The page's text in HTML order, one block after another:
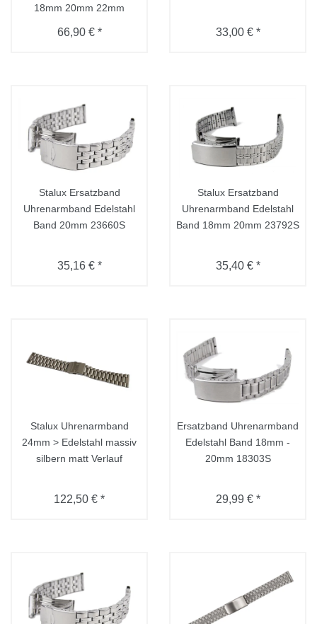
18mm 20mm 22mm
66,90 € * 33,00 € *
Stalux Ersatzband
Uhrenarmband Edelstahl
Band 20mm 23660S
35,16 € *
Stalux Ersatzband
Uhrenarmband Edelstahl
Band 18mm 20mm 23792S
35,40 € *
Stalux Uhrenarmband
24mm > Edelstahl massiv
silbern matt Verlauf
122,50 € *
Ersatzband Uhrenarmband
Edelstahl Band 18mm -
20mm 18303S
29,99 € *